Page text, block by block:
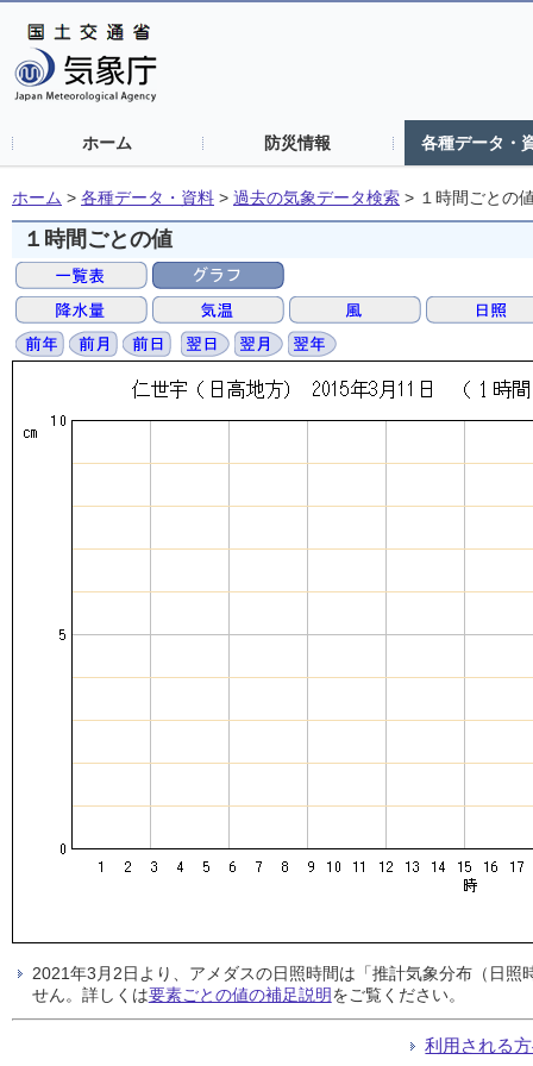
ホーム 防災情報 各種データ・
ホーム > 各種データ・資料 > 過去の気象データ検索 > １時間ごとの
１時間ごとの値
2021年3月2日より、アメダスの日照時間は「推計気象分布（日
せん。詳しくは要素ごとの値の補足説明をご覧ください。
利用される